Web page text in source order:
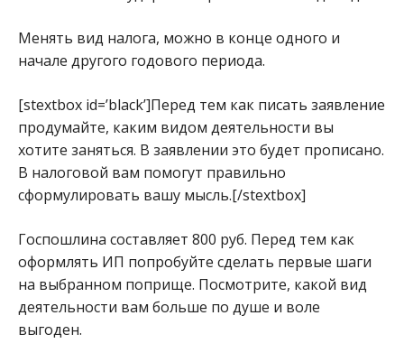
Менять вид налога, можно в конце одного и
начале другого годового периода.
[stextbox id=’black’]Перед тем как писать заявление
продумайте, каким видом деятельности вы
хотите заняться. В заявлении это будет прописано.
В налоговой вам помогут правильно
сформулировать вашу мысль.[/stextbox]
Госпошлина составляет 800 руб. Перед тем как
оформлять ИП попробуйте сделать первые шаги
на выбранном поприще. Посмотрите, какой вид
деятельности вам больше по душе и воле
выгоден.